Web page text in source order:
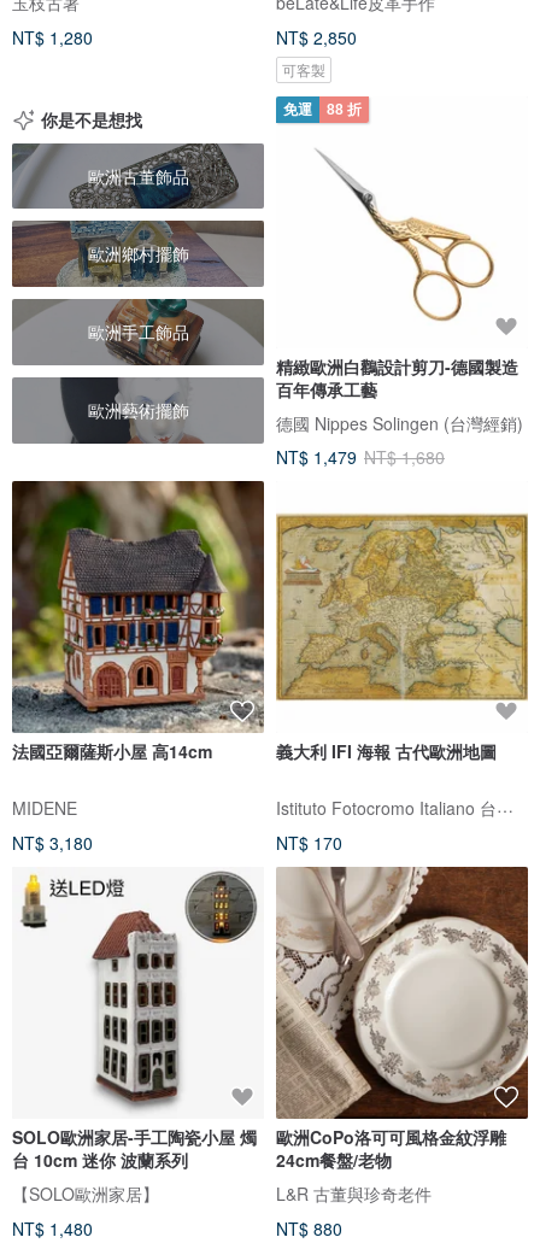
NT$ 1,280
NT$ 2,850
可客製
你是不是想找
歐洲古董飾品
歐洲鄉村擺飾
歐洲手工飾品
歐洲藝術擺飾
免運 88 折
精緻歐洲白鸛設計剪刀-德國製造
百年傳承工藝
德國 Nippes Solingen (台灣經銷)
NT$ 1,479 NT$ 1,680
法國亞爾薩斯小屋 高14cm
MIDENE
NT$ 3,180
義大利 IFI 海報 古代歐洲地圖
Istituto Fotocromo Italiano 台灣代理
NT$ 170
SOLO歐洲家居-手工陶瓷小屋 燭
台 10cm 迷你 波蘭系列
【SOLO歐洲家居】
NT$ 1,480
歐洲CoPo洛可可風格金紋浮雕
24cm餐盤/老物
L&R 古董與珍奇老件
NT$ 880